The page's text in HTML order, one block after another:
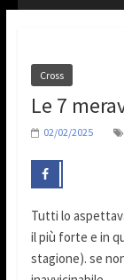
Cross
Le 7
02/02/2025
Tutti lo
il più forte e in
stagione). se